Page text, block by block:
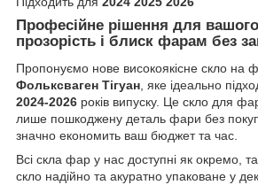
Професійне рішення для
прозорість і блиск фарам без
Пропонуємо нове високоякісне скло на
Фольксваген Тігуан, яке ідеально
2024-2026 років випуску. Це скло для
лише пошкоджену деталь фари без
значно економить ваш бюджет та час.
Всі скла фар у нас доступні як окремо,
скло надійно та акуратно упаковане у